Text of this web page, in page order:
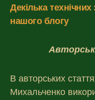
Декілька
нашого блогу
В авторських
Михальченко